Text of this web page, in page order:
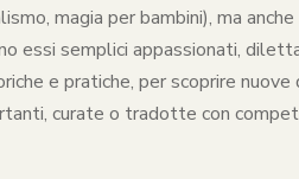
magia per bambini), ma
essi semplici appassionati,
e pratiche, per scoprire
curate o tradotte con